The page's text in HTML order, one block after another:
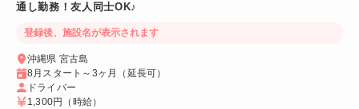
通し勤務！友人同士OK♪
登録後、施設名が表示されます
沖縄県 宮古島
8月スタート～3ヶ月（延長可）
ドライバー
1,300円
（時給）